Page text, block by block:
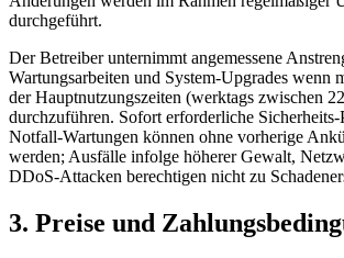
durchgeführt.
Der Betreiber unternimmt angemessene
Wartungsarbeiten und System-Upgrades wenn
der Hauptnutzungszeiten (werktags zwischen
durchzuführen. Sofort erforderliche Sicherheits-
Notfall-Wartungen können ohne vorherige
werden; Ausfälle infolge höherer Gewalt,
DDoS-Attacken berechtigen nicht zu
3. Preise und